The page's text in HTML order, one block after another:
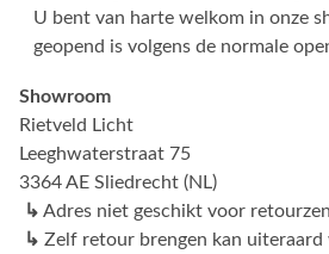
U bent van harte welkom in onze
geopend is volgens de normale
Showroom
Rietveld Licht
Leeghwaterstraat 75
3364 AE Sliedrecht (NL)
↳ Adres niet geschikt voor
↳ Zelf retour brengen kan uiteraard